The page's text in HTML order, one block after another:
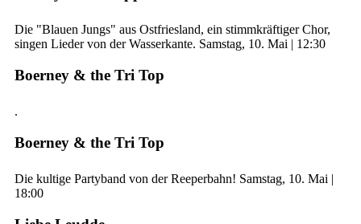
Die "Blauen Jungs" aus Ostfriesland, ein stimmkräftiger Chor,
singen Lieder von der Wasserkante. Samstag, 10. Mai | 12:30
Boerney & the Tri Top
.
Boerney & the Tri Top
Die kultige Partyband von der Reeperbahn! Samstag, 10. Mai |
18:00